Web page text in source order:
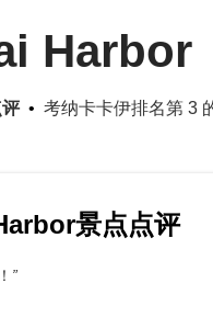
Harbor
评 考纳卡卡伊排名第 3
景点点评
”